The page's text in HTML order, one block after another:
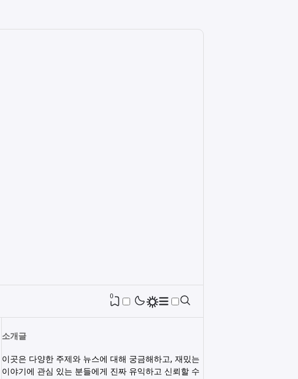
0
소개글
이곳은 다양한 주제와 뉴스에 대해 궁금해하고, 재밌는
이야기에 관심 있는 분들에게 진짜 유익하고 신뢰할 수